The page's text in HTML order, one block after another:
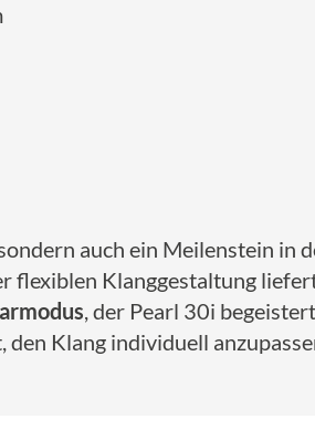
auch ein Meilenstein in
Klanggestaltung
, der Pearl 30i
Klang individuell